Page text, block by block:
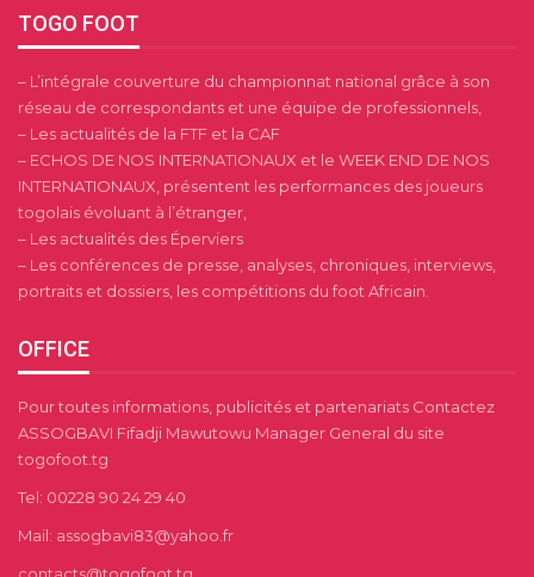
TOGO FOOT
– L’intégrale couverture du championnat national grâce à son
réseau de correspondants et une équipe de professionnels,
– Les actualités de la FTF et la CAF
– ECHOS DE NOS INTERNATIONAUX et le WEEK END DE NOS
INTERNATIONAUX, présentent les performances des joueurs
togolais évoluant à l’étranger,
– Les actualités des Éperviers
– Les conférences de presse, analyses, chroniques, interviews,
portraits et dossiers, les compétitions du foot Africain.
OFFICE
Pour toutes informations, publicités et partenariats Contactez
ASSOGBAVI Fifadji Mawutowu Manager General du site
togofoot.tg
Tel: 00228 90 24 29 40
Mail: assogbavi83@yahoo.fr